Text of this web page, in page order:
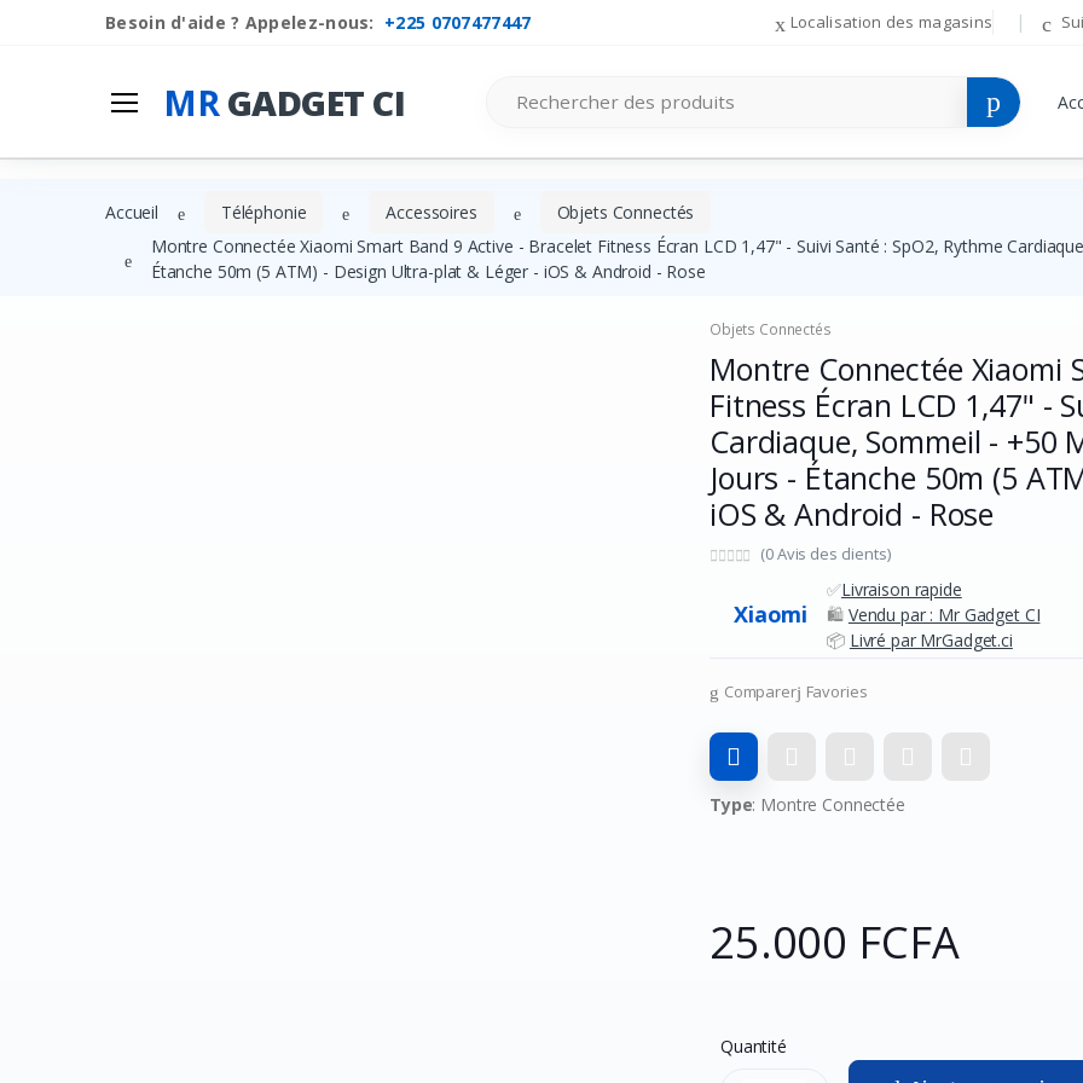
Besoin d'aide ? Appelez-nous: +225 0707477447 Localisation des magasins
MRGADGET CI
Gadget Ci
Les Categories
Accueil Téléphonie Accessoires
Objets Connectés
Montre Connectée Xiaomi Smart Band 9 Active - Bracelet Fitness Écran LCD 1,47" - Suivi Santé : SpO2, Rythme
Étanche 50m (5 ATM) - Design Ultra-plat & Léger - iOS & Android - Rose
Objets Connectés
Montre Connectée Xiaomi
Fitness Écran LCD 1,47" -
Cardiaque, Sommeil - +50
Jours - Étanche 50m (5
iOS & Android - Rose
(0 Avis des clients)
Xiaomi
✅Livraison rapide
🛍️ Vendu par : Mr Gadget CI
📦 Livré par MrGadget.ci
Comparer Favories
Type: Montre Connectée
25.000 FCFA
Quantité